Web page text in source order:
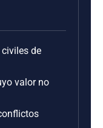
de
valor no